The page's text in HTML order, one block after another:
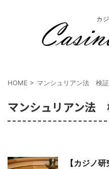
HOME > マンシュリアン法 検証
マンシュリアン法
【カジノ